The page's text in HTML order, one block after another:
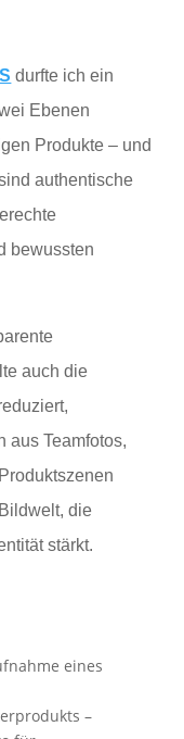
durfte ich ein
Ebenen
Produkte – und
authentische
bewussten
auch die
aus Teamfotos,
die
stärkt.